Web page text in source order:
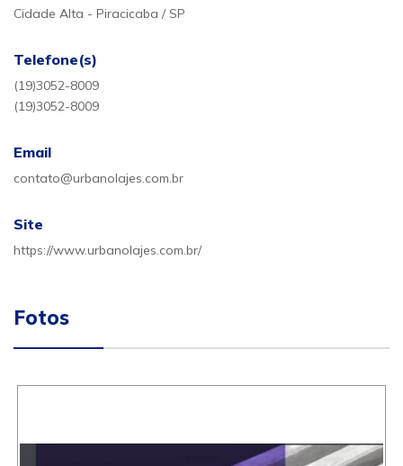
Cidade Alta - Piracicaba / SP
Telefone(s)
(19)3052-8009
(19)3052-8009
Email
contato@urbanolajes.com.br
Site
https://www.urbanolajes.com.br/
Fotos